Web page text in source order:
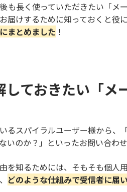
も長く使っていただきたい「メ
届けするために知っておくと役
まとめました ！
ておきたい「メ
るスパイラルユーザー様から、
いのか？」といったお問い合わ
を知るためには、そもそも個
どのような仕組みで受信者に届